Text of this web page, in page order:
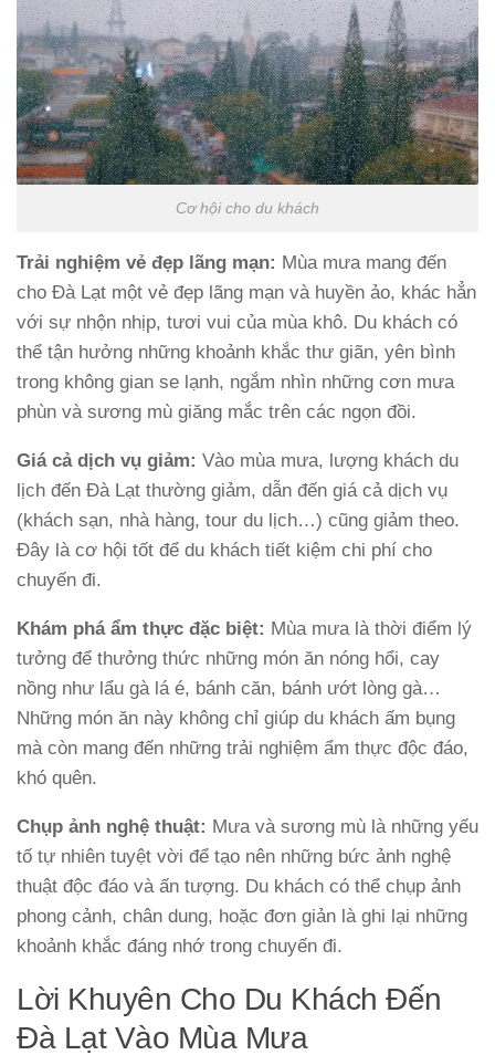
Cơ hội cho du khách
Trải nghiệm vẻ đẹp lãng mạn: Mùa mưa mang đến
cho Đà Lạt một vẻ đẹp lãng mạn và huyền ảo, khác hẳn
với sự nhộn nhịp, tươi vui của mùa khô. Du khách có
thể tận hưởng những khoảnh khắc thư giãn, yên bình
trong không gian se lạnh, ngắm nhìn những cơn mưa
phùn và sương mù giăng mắc trên các ngọn đồi.
Giá cả dịch vụ giảm: Vào mùa mưa, lượng khách du
lịch đến Đà Lạt thường giảm, dẫn đến giá cả dịch vụ
(khách sạn, nhà hàng, tour du lịch…) cũng giảm theo.
Đây là cơ hội tốt để du khách tiết kiệm chi phí cho
chuyến đi.
Khám phá ẩm thực đặc biệt: Mùa mưa là thời điểm lý
tưởng để thưởng thức những món ăn nóng hổi, cay
nồng như lẩu gà lá é, bánh căn, bánh ướt lòng gà…
Những món ăn này không chỉ giúp du khách ấm bụng
mà còn mang đến những trải nghiệm ẩm thực độc đáo,
khó quên.
Chụp ảnh nghệ thuật: Mưa và sương mù là những yếu
tố tự nhiên tuyệt vời để tạo nên những bức ảnh nghệ
thuật độc đáo và ấn tượng. Du khách có thể chụp ảnh
phong cảnh, chân dung, hoặc đơn giản là ghi lại những
khoảnh khắc đáng nhớ trong chuyến đi.
Lời Khuyên Cho Du Khách Đến
Đà Lạt Vào Mùa Mưa